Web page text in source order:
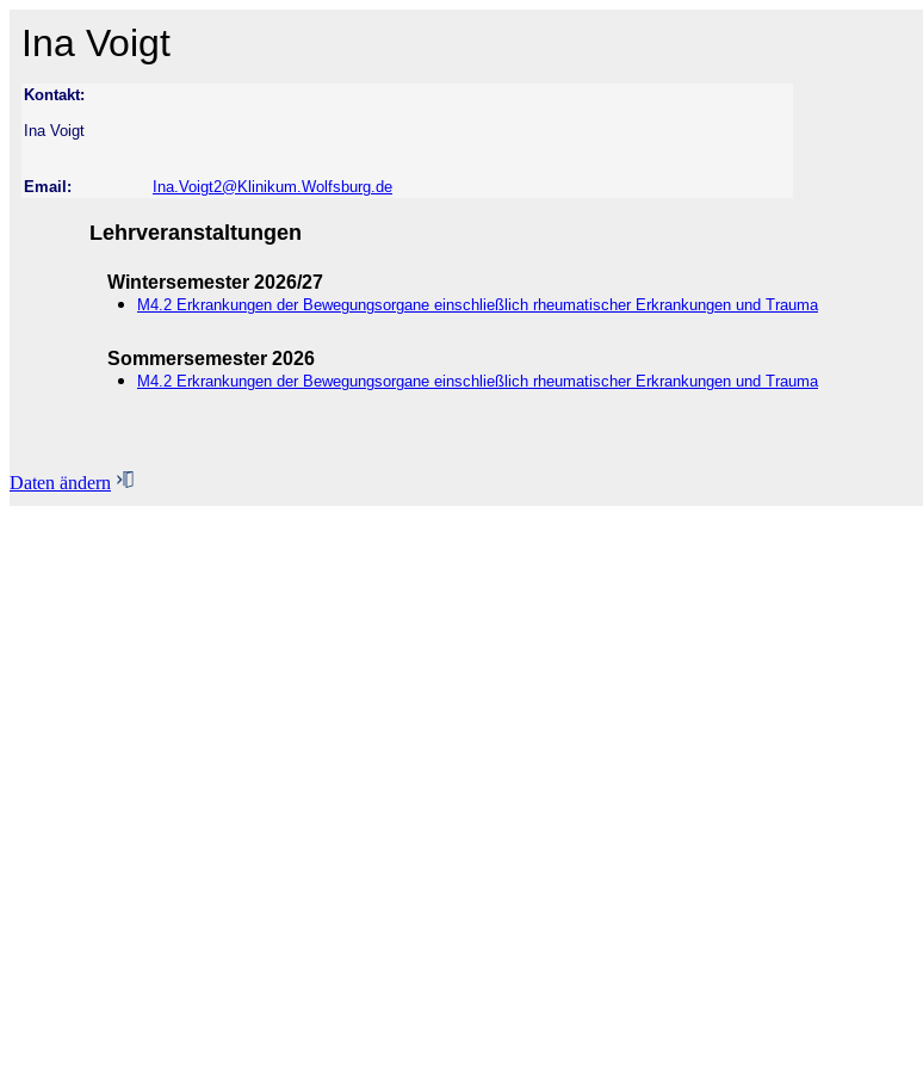
Ina Voigt
Kontakt:
Ina Voigt
Email: Ina.Voigt2@Klinikum.Wolfsburg.de
Lehrveranstaltungen
Wintersemester 2026/27
M4.2 Erkrankungen der Bewegungsorgane einschließlich rheumatischer Erkrankungen und Trauma
Sommersemester 2026
M4.2 Erkrankungen der Bewegungsorgane einschließlich rheumatischer Erkrankungen und Trauma
Daten ändern